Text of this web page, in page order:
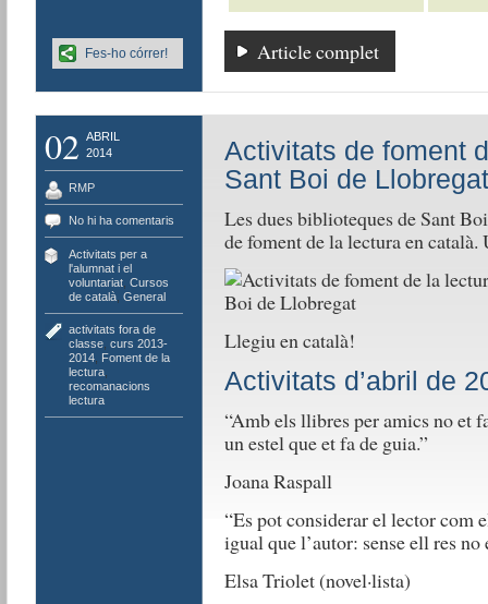
Article complet
Fes-ho córrer!
02 ABRIL
2014
RMP
No hi ha comentaris
Activitats per a
l'alumnat i el
voluntariat, Cursos
de català, General
activitats fora de
classe, curs 2013-
2014, Foment de la
lectura,
recomanacions
lectura
Activitats de foment
Sant Boi de Llobregat
Les dues biblioteques de Sant
de foment de la lectura en
Llegiu en català!
Activitats d’abril de
“Amb els llibres per amics no et
un estel que et fa de guia.”
Joana Raspall
“Es pot considerar el lector com
igual que l’autor: sense ell res no
Elsa Triolet (novel·lista)